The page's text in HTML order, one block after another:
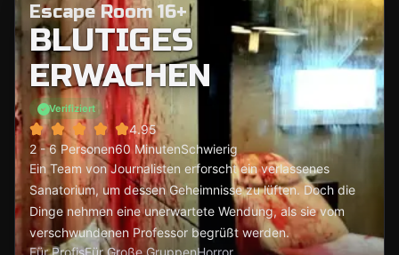
Escape Room 16+
BLUTIGES
ERWACHEN
Verifiziert
4.95
2 - 6 Personen60 MinutenSchwierig
Ein Team von Journalisten erforscht ein verlassenes
Sanatorium, um dessen Geheimnisse zu lüften. Doch die
Dinge nehmen eine unerwartete Wendung, als sie vom
verschwundenen Professor begrüßt werden.
Für ProfisFür Große GruppenHorror